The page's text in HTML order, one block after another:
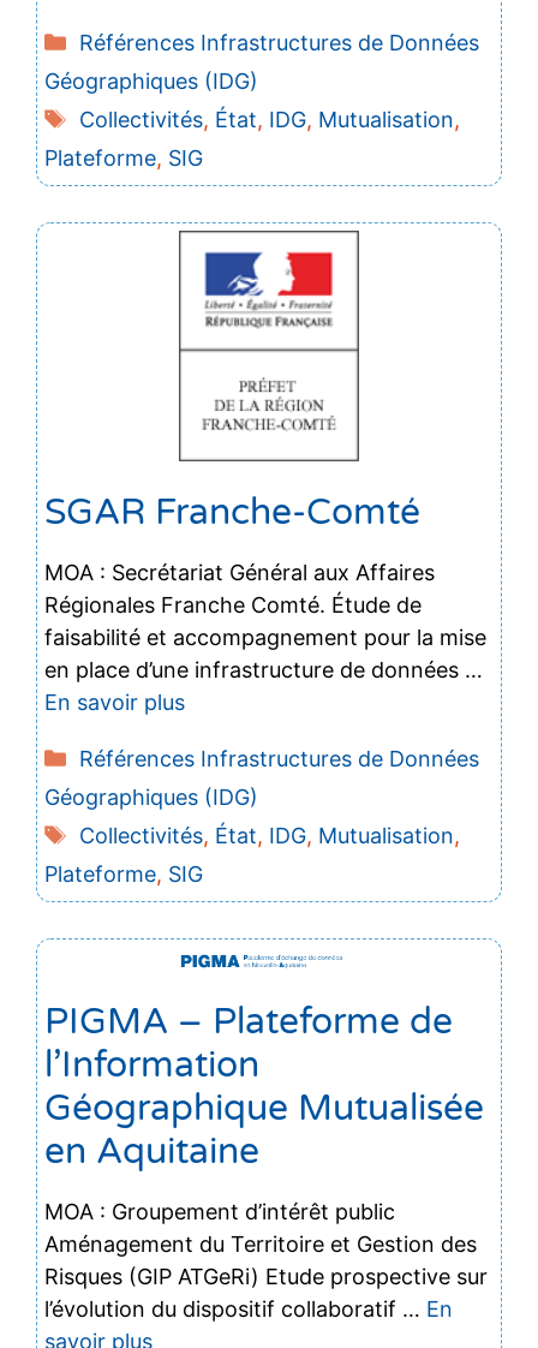
Catégories
Références Infrastructures de Données
Géographiques (IDG)
Étiquettes
Collectivités, État, IDG, Mutualisation,
Plateforme, SIG
SGAR Franche-Comté
MOA : Secrétariat Général aux Affaires
Régionales Franche Comté. Étude de
faisabilité et accompagnement pour la mise
en place d’une infrastructure de données …
En savoir plus
Catégories
Références Infrastructures de Données
Géographiques (IDG)
Étiquettes
Collectivités, État, IDG, Mutualisation,
Plateforme, SIG
PIGMA – Plateforme de
l’Information
Géographique Mutualisée
en Aquitaine
MOA : Groupement d’intérêt public
Aménagement du Territoire et Gestion des
Risques (GIP ATGeRi) Etude prospective sur
l’évolution du dispositif collaboratif … En
savoir plus